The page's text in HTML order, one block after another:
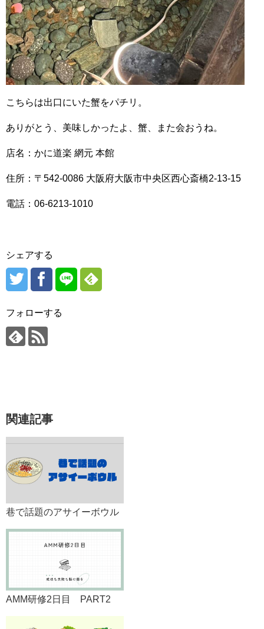
こちらは出口にいた蟹をパチリ。
ありがとう、美味しかったよ、蟹、また会おうね。
店名：かに道楽 網元 本館
住所：〒542-0086 大阪府大阪市中央区西心斎橋2-13-15
電話：06-6213-1010
シェアする
フォローする
関連記事
巷で話題のアサイーボウル
AMM研修2日目 PART2